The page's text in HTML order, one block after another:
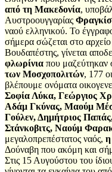
από τη Μακεδονία,
Αυστροουγγαρίας
ναού ελληνικού. Το
σήμερα σώζεται στο αρχείο
Βουδαπέστης, γίνεται
φλωρίνια που μαζεύτηκαν
των Μοσχοπολιτών, 177
βλέπουμε ονόματα
Σοφία Λύκα, Γεώργιος
Αδάμ Γκύνας, Μαούμ
Γούλεν, Δημήτριος
Στάνκοβιτς, Ναούμ
μεγαλοπρεπέστατος ναός, η
Δούναβη που ακόμη και
Στις 15 Αυγούστου του